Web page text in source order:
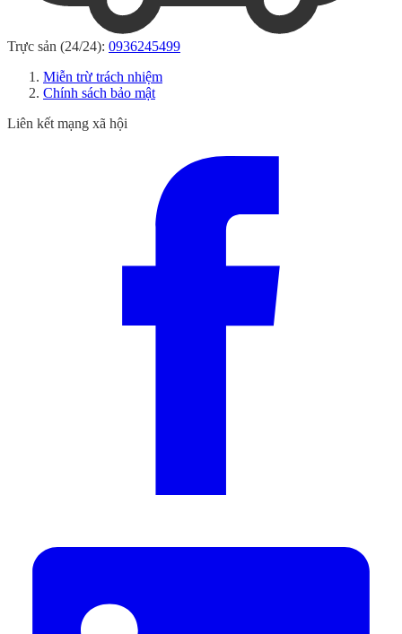
Trực sản (24/24): 0936245499
Miễn trừ trách nhiệm
Chính sách bảo mật
Liên kết mạng xã hội